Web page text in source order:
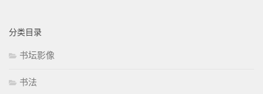
分类目录
书坛影像
书法